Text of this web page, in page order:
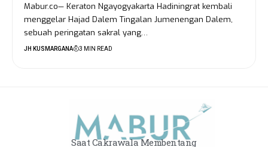
Mabur.co— Keraton Ngayogyakarta Hadiningrat kembali
menggelar Hajad Dalem Tingalan Jumenengan Dalem,
sebuah peringatan sakral yang…
JH KUSMARGANA 3 MIN READ
Saat Cakrawala Membentang